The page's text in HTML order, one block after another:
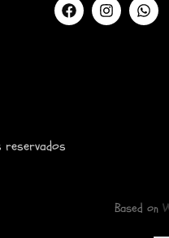
reservados
Based on